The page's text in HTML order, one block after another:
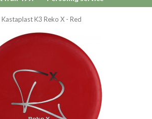
Kastaplast K3 Reko X - Red